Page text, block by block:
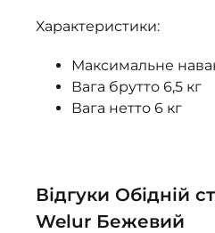
Характеристики:
Максимальне
Вага брутто 6,5 кг
Вага нетто 6 кг
Відгуки Обідній
Welur Бежевий